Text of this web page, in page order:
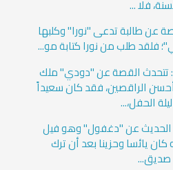
فلا ...
عن طالبة تدعى "نورا" وكلبها
فلقد طلب من نورا كتابة مو...
: تتحدث القصة عن "دودي" ملك
الراقصين، فقد كان سعيداً
الحفل،...
الحديث عن "دغفول" وهو فيل
يائسا وحزينا بعد أن ترك
صديق...